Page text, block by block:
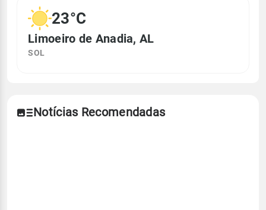
23°C
Limoeiro de Anadia, AL
SOL
Notícias Recomendadas